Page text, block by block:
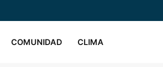
COMUNIDAD CLIMA